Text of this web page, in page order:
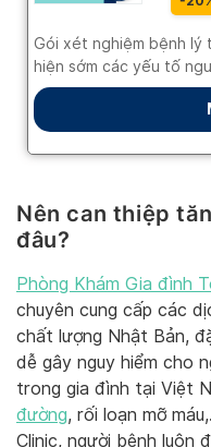
Nên can thiệp
đâu?
Phòng Khám Gia đình
chuyên cung cấp các
chất lượng Nhật Bản,
dễ gây nguy hiểm cho
trong gia đình tại Việt
đường, rối loạn mỡ
Clinic, người bệnh luôn